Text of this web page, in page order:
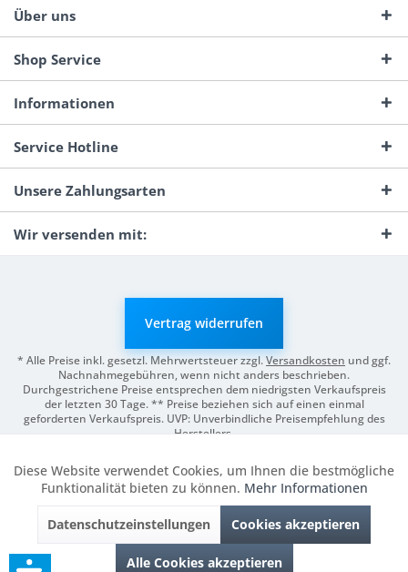
Über uns
Shop Service
Informationen
Service Hotline
Unsere Zahlungsarten
Wir versenden mit:
Vertrag widerrufen
* Alle Preise inkl. gesetzl. Mehrwertsteuer zzgl.Versandkosten und ggf.
Nachnahmegebühren, wenn nicht anders beschrieben.
Durchgestrichene Preise entsprechen dem niedrigsten Verkaufspreis
der letzten 30 Tage. ** Preise beziehen sich auf einen einmal
geforderten Verkaufspreis. UVP: Unverbindliche Preisempfehlung des
Herstellers.
Funktionale Aktiv
Marketing Inaktiv
Diese Website verwendet Cookies, um Ihnen die bestmögliche
Funktionalität bieten zu können. Mehr Informationen
Datenschutzeinstellungen Cookies akzeptieren
Alle Cookies akzeptieren